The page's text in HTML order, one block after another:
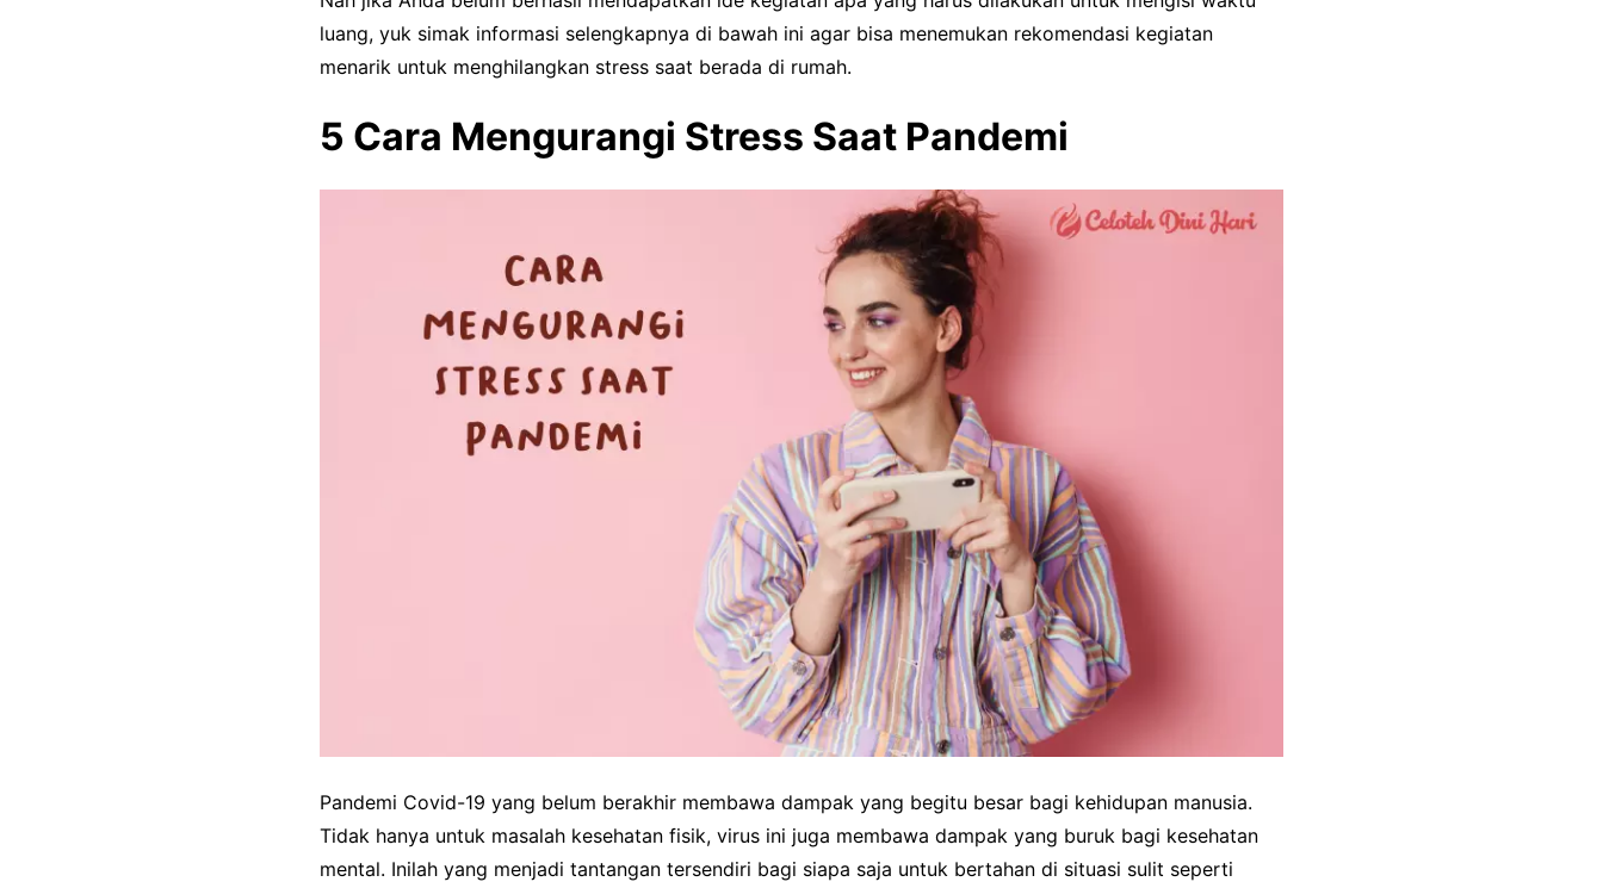
luang, yuk simak informasi selengkapnya di bawah ini agar bisa menemukan rekomendasi kegiatan
menarik untuk menghilangkan stress saat berada di rumah.
5 Cara Mengurangi Stress Saat Pandemi
Pandemi Covid-19 yang belum berakhir membawa dampak yang begitu besar bagi kehidupan manusia.
Tidak hanya untuk masalah kesehatan fisik, virus ini juga membawa dampak yang buruk bagi kesehatan
mental. Inilah yang menjadi tantangan tersendiri bagi siapa saja untuk bertahan di situasi sulit seperti